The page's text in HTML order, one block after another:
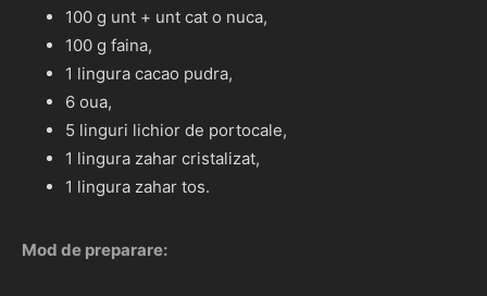
100 g unt + unt cat o nuca,
100 g faina,
1 lingura cacao pudra,
6 oua,
5 linguri lichior de portocale,
1 lingura zahar cristalizat,
1 lingura zahar tos.
Mod de preparare: